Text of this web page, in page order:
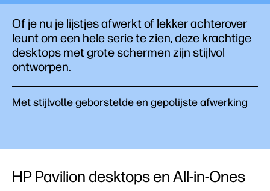
Of je nu je lijstjes afwerkt of lekker achterover
leunt om een hele serie te zien, deze krachtige
desktops met grote schermen zijn stijlvol
ontworpen.
Met stijlvolle geborstelde en gepolijste afwerking
HP Pavilion desktops en All-in-Ones